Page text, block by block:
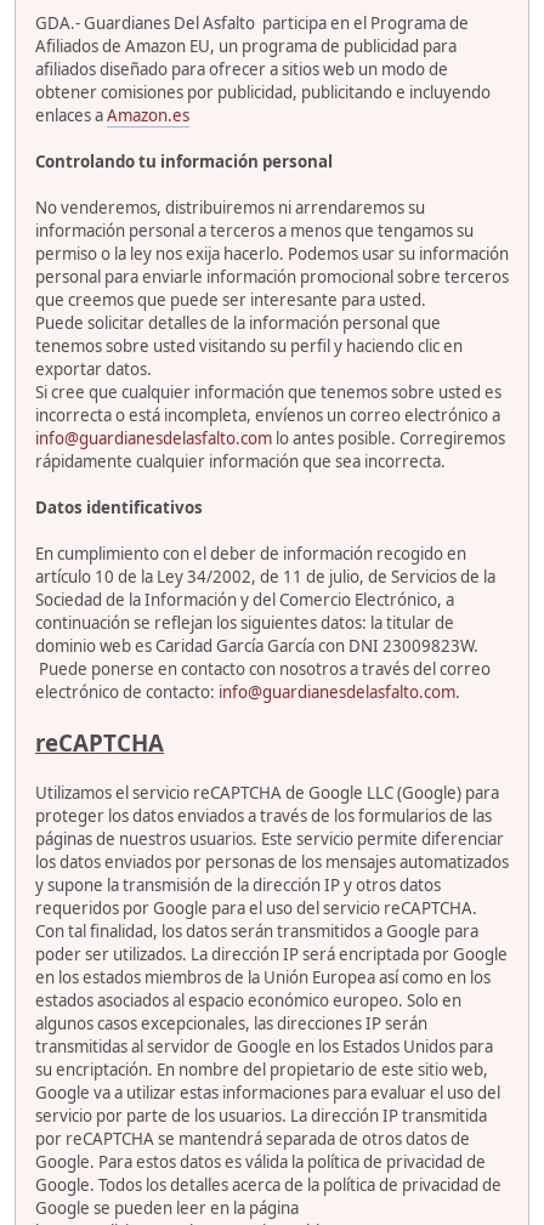
GDA.- Guardianes Del Asfalto participa en el Programa de
Afiliados de Amazon EU, un programa de publicidad para
afiliados diseñado para ofrecer a sitios web un modo de
obtener comisiones por publicidad, publicitando e incluyendo
enlaces aAmazon.es
Controlando tu información personal
No venderemos, distribuiremos ni arrendaremos su
información personal a terceros a menos que tengamos su
permiso o la ley nos exija hacerlo. Podemos usar su información
personal para enviarle información promocional sobre terceros
que creemos que puede ser interesante para usted.
Puede solicitar detalles de la información personal que
tenemos sobre usted visitando su perfil y haciendo clic en
exportar datos.
Si cree que cualquier información que tenemos sobre usted es
incorrecta o está incompleta, envíenos un correo electrónico a
info@guardianesdelasfalto.com lo antes posible. Corregiremos
rápidamente cualquier información que sea incorrecta.
Datos identificativos
En cumplimiento con el deber de información recogido en
artículo 10 de la Ley 34/2002, de 11 de julio, de Servicios de la
Sociedad de la Información y del Comercio Electrónico, a
continuación se reflejan los siguientes datos: la titular de
dominio web es Caridad García García con DNI 23009823W.
Puede ponerse en contacto con nosotros a través del correo
electrónico de contacto: info@guardianesdelasfalto.com.
reCAPTCHA
Utilizamos el servicio reCAPTCHA de Google LLC (Google) para
proteger los datos enviados a través de los formularios de las
páginas de nuestros usuarios. Este servicio permite diferenciar
los datos enviados por personas de los mensajes automatizados
y supone la transmisión de la dirección IP y otros datos
requeridos por Google para el uso del servicio reCAPTCHA.
Con tal finalidad, los datos serán transmitidos a Google para
poder ser utilizados. La dirección IP será encriptada por Google
en los estados miembros de la Unión Europea así como en los
estados asociados al espacio económico europeo. Solo en
algunos casos excepcionales, las direcciones IP serán
transmitidas al servidor de Google en los Estados Unidos para
su encriptación. En nombre del propietario de este sitio web,
Google va a utilizar estas informaciones para evaluar el uso del
servicio por parte de los usuarios. La dirección IP transmitida
por reCAPTCHA se mantendrá separada de otros datos de
Google. Para estos datos es válida la política de privacidad de
Google. Todos los detalles acerca de la política de privacidad de
Google se pueden leer en la página